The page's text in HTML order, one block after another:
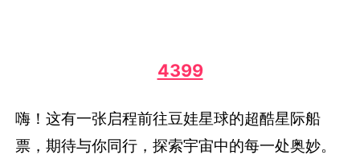
4399
嗨！这有一张启程前往豆娃星球的超酷星际船
票，期待与你同行，探索宇宙中的每一处奥妙。